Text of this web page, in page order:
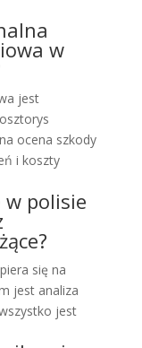
w
jest
ocena szkody
i koszty
w polisie
się na
jest analiza
jest